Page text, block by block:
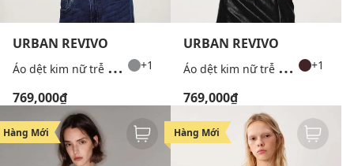
URBAN REVIVO
Á
o dệt kim nữ trễ vai tay dài xếp nhún +1
769,000₫
URBAN REVIVO
Á
o dệt kim nữ trễ vai tay dài xếp nhún +1
769,000₫
Hàng Mới Hàng Mới